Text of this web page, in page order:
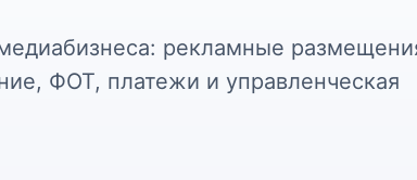
рекламные
ФОТ, платежи и управленческая